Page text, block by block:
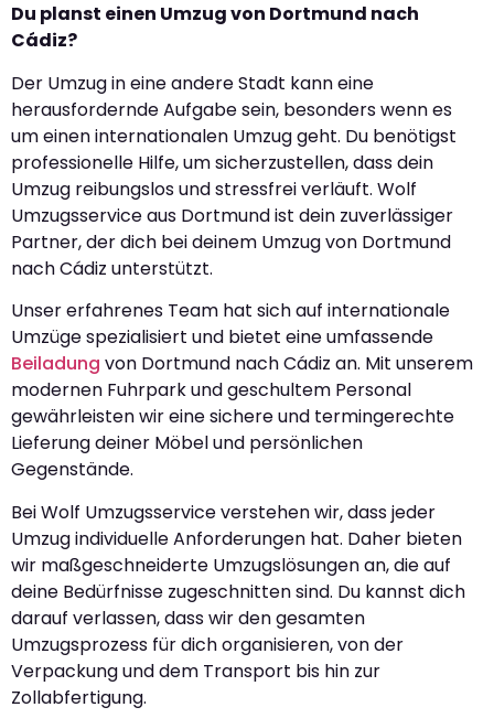
Du planst einen Umzug von Dortmund nach
Cádiz?
Der Umzug in eine andere Stadt kann eine
herausfordernde Aufgabe sein, besonders wenn es
um einen internationalen Umzug geht. Du benötigst
professionelle Hilfe, um sicherzustellen, dass dein
Umzug reibungslos und stressfrei verläuft. Wolf
Umzugsservice aus Dortmund ist dein zuverlässiger
Partner, der dich bei deinem Umzug von Dortmund
nach Cádiz unterstützt.
Unser erfahrenes Team hat sich auf internationale
Umzüge spezialisiert und bietet eine umfassende
Beiladung von Dortmund nach Cádiz an. Mit unserem
modernen Fuhrpark und geschultem Personal
gewährleisten wir eine sichere und termingerechte
Lieferung deiner Möbel und persönlichen
Gegenstände.
Bei Wolf Umzugsservice verstehen wir, dass jeder
Umzug individuelle Anforderungen hat. Daher bieten
wir maßgeschneiderte Umzugslösungen an, die auf
deine Bedürfnisse zugeschnitten sind. Du kannst dich
darauf verlassen, dass wir den gesamten
Umzugsprozess für dich organisieren, von der
Verpackung und dem Transport bis hin zur
Zollabfertigung.